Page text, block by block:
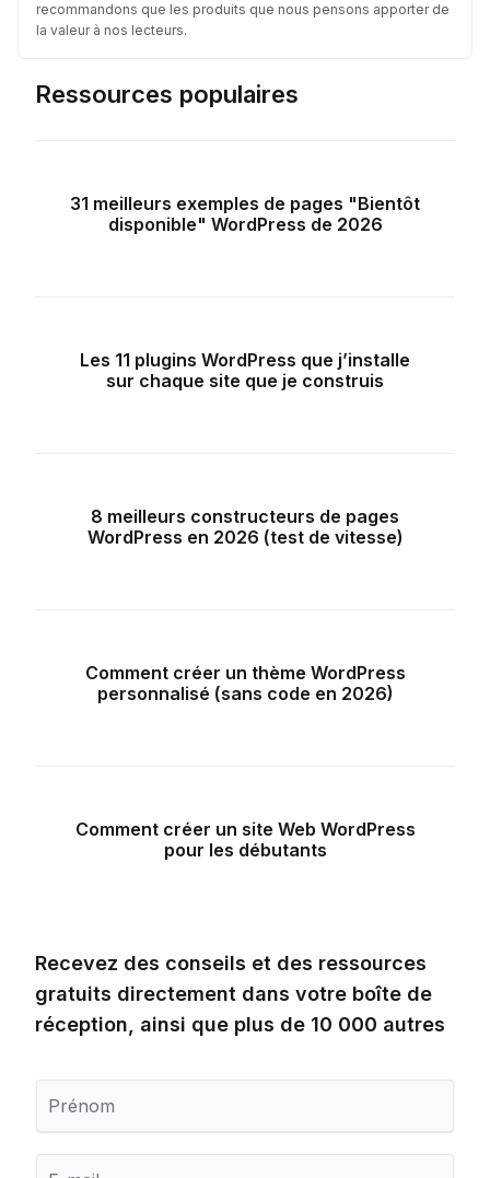
recommandons que les produits que nous pensons apporter de
la valeur à nos lecteurs.
Ressources populaires
31 meilleurs exemples de pages "Bientôt
disponible" WordPress de 2026
Les 11 plugins WordPress que j’installe
sur chaque site que je construis
8 meilleurs constructeurs de pages
WordPress en 2026 (test de vitesse)
Comment créer un thème WordPress
personnalisé (sans code en 2026)
Comment créer un site Web WordPress
pour les débutants
Recevez des conseils et des ressources
gratuits directement dans votre boîte de
réception, ainsi que plus de 10 000 autres
é
n